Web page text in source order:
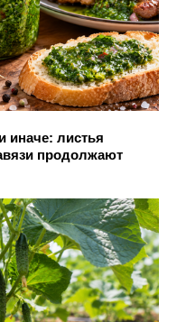
иначе: листья
продолжают